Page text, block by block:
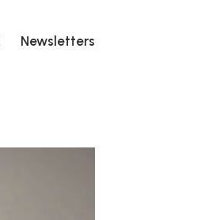
Newsletters